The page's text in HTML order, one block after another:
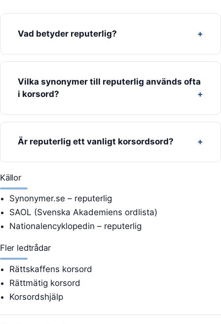
Vad betyder reputerlig?
Vilka synonymer till reputerlig används ofta
i korsord?
Är reputerlig ett vanligt korsordsord?
Källor
Synonymer.se – reputerlig
SAOL (Svenska Akademiens ordlista)
Nationalencyklopedin – reputerlig
Fler ledtrådar
Rättskaffens korsord
Rättmätig korsord
Korsordshjälp